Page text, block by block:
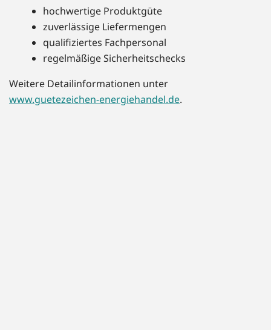
hochwertige Produktgüte
zuverlässige Liefermengen
qualifiziertes Fachpersonal
regelmäßige Sicherheitschecks
Weitere Detailinformationen unter
www.guetezeichen-energiehandel.de.